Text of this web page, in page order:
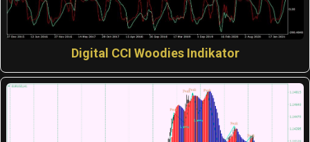
Digital CCI Woodies Indikator